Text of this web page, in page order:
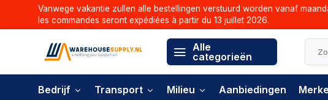
Vanwege vakantie zullen alle bestellingen verstuurd worden vanaf
les commandes seront expédiées à partir du 13 juillet 2026.
Alle
categorieën
Bedrijf Transport Milieu Aanbiedingen